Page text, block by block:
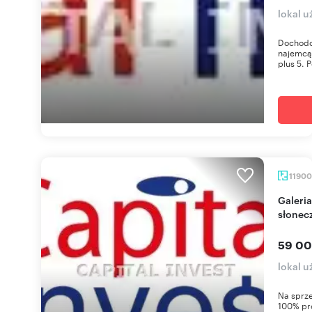
lokal
plus 5.
Galeria 11 900 m² w Katowicach z energią
59
lokal
Na
100%